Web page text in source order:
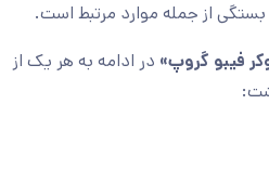
بستگی از جمله موارد مرتبط است.
فیبو گروپ» در ادامه به هر یک از